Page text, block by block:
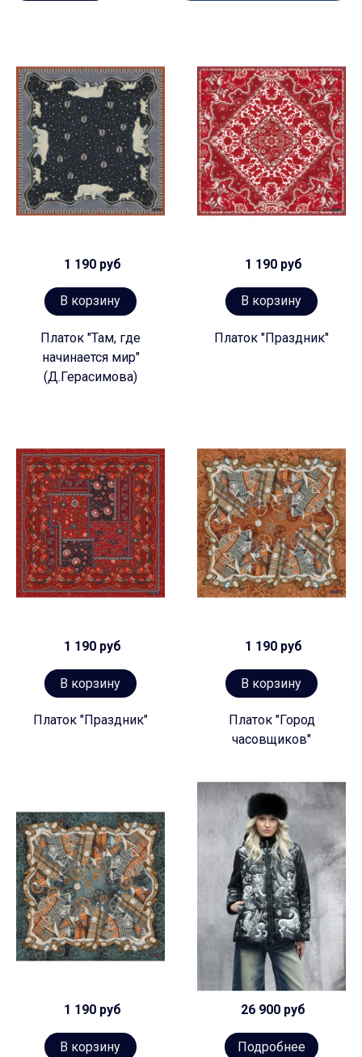
1 190 руб
В корзину
Платок "Там, где
начинается мир"
(Д.Герасимова)
1 190 руб
В корзину
Платок "Праздник"
1 190 руб
В корзину
Платок "Праздник"
1 190 руб
В корзину
Платок "Город
часовщиков"
1 190 руб
В корзину
26 900 руб
Подробнее